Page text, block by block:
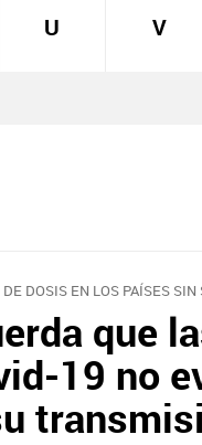
U V
DOSIS EN LOS PAÍSES
que
19 no